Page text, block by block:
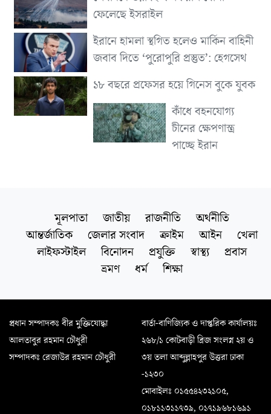
ফেলেছে ইসরাইল
ইরানে হামলা স্থগিত হলেও মার্কিন বাহিনী
জবাব দিতে ‘পুরোপুরি প্রস্তুত’: হেগসেথ
১৮ বছরে প্রফেসর হয়ে গিনেস বুকে যুবক
কাঁধে বহনযোগ্য
চীনের ক্ষেপণাস্ত্র
পাচ্ছে ইরান
মূলপাতা জাতীয় রাজনীতি
অর্থনীতি
আন্তর্জাতিক
জেলার সংবাদ ক্রাইম আইন
খেলা
লাইফস্টাইল
বিনোদন প্রযুক্তি স্বাস্থ্য
প্রবাস
ভ্রমণ
ধর্ম শিক্ষা
প্রধান সম্পাদকঃ বীর মুক্তিযোদ্ধা
আলতাবুর রহমান চৌধুরী
সম্পাদকঃ রেজাউর রহমান চৌধুরী
বার্তা-বাণিজ্যিক ও দাপ্তরিক কার্যালয়ঃ
২৬৮/১ কোটবাড়ী ব্রিজ সংলগ্ন ২য় ও
৩য় তলা আব্দুল্লাহপুর উত্তরা ঢাকা
-১২৩০
মোবাইলঃ ০১৫৫৪২৩২১০৫,
০১৮১১৩১১৭৩৯, ০১৭১৯৬৮১৬৯১